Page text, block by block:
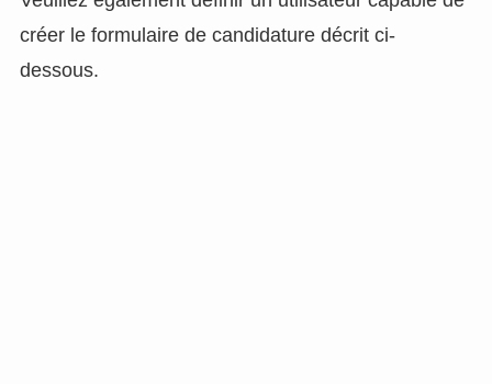
créer le formulaire de candidature décrit ci-
dessous.